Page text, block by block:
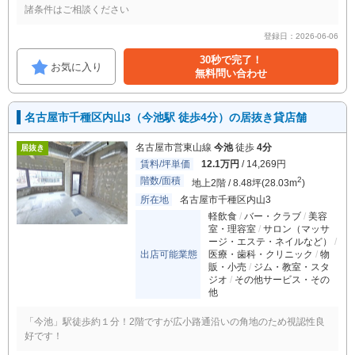
諸条件はご相談ください
登録日：2026-06-06
お気に入り
30秒で完了！
無料問い合わせ
名古屋市千種区内山3（今池駅 徒歩4分）の居抜き貸店舗
居抜き 名古屋市営東山線 今池徒歩 4分
賃料/坪単価
12.1万円 / 14,269円
階数/面積
地上2階 / 8.48坪(28.03m2)
所在地
名古屋市千種区内山3
出店可能業態
軽飲食 バー・クラブ
美容
室・理容室
サロン（マッサ
ージ・エステ・ネイルなど）
医療・歯科・クリニック
物
販・小売
ジム・教室・スタ
ジオ
その他サービス・その
他
「今池」駅徒歩約１分！2階ですが広小路通沿いの角地のため視認性良
好です！